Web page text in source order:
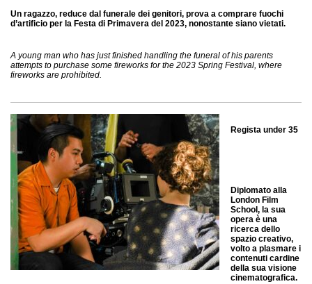
Un ragazzo, reduce dal funerale dei genitori, prova a comprare fuochi
d’artificio per la Festa di Primavera del 2023, nonostante siano vietati.
A young man who has just finished handling the funeral of his parents
attempts to purchase some fireworks for the 2023 Spring Festival, where
fireworks are prohibited.
Regista under 35
Diplomato alla
London Film
School, la sua
opera è una
ricerca dello
spazio creativo,
volto a plasmare i
contenuti cardine
della sua visione
cinematografica.